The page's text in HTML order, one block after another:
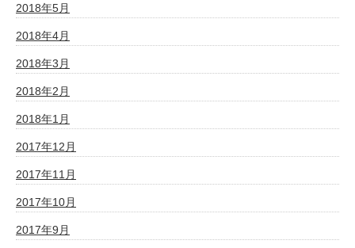
2018年5月
2018年4月
2018年3月
2018年2月
2018年1月
2017年12月
2017年11月
2017年10月
2017年9月